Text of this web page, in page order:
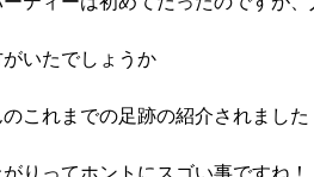
いたでしょうか
のこれまでの足跡の紹介されました
りってホントにスゴい事ですね！